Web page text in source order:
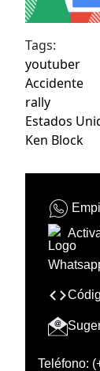
Tags:
youtuber
Accidente
rally
Estados
Ken Block
Teléfono: